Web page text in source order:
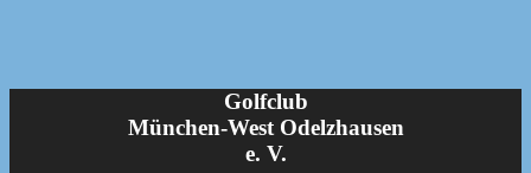
Golfclub
München-West Odelzhausen
e. V.